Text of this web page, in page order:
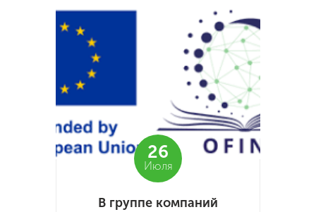
26
Июля
В группе компаний